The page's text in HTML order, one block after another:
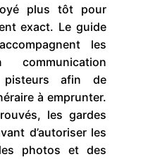
plus tôt pour
exact. Le guide
les
afin de
à emprunter.
les gardes
d’autoriser les
photos et des